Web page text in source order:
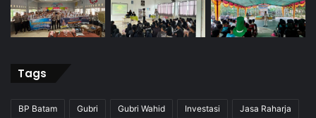
Tags
BP Batam Gubri Gubri Wahid Investasi Jasa Raharja